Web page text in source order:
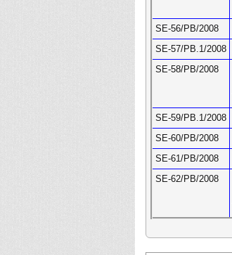
SE-56/PB/2008
SE-57/PB.1/2008
SE-58/PB/2008
SE-59/PB.1/2008
SE-60/PB/2008
SE-61/PB/2008
SE-62/PB/2008